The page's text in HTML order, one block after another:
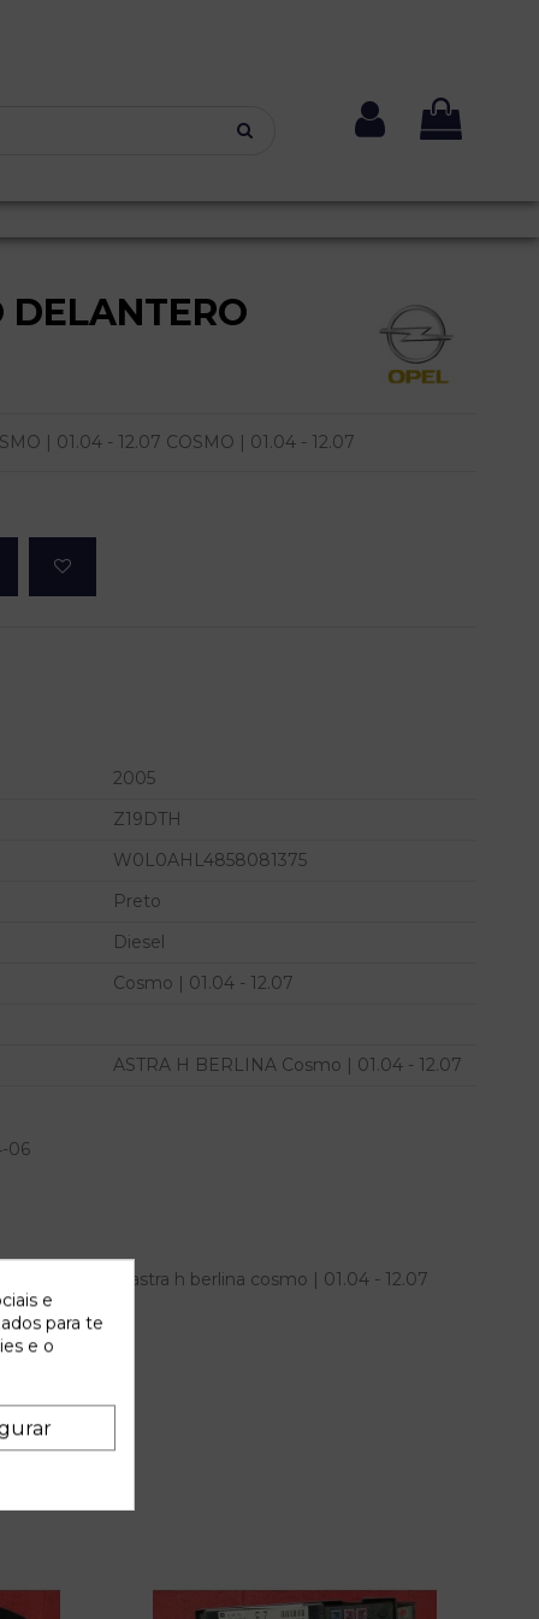
DELANTERO
| 01.04 - 12.07 COSMO | 01.04 - 12.07
2005
Z19DTH
W0L0AHL4858081375
Preto
Diesel
Cosmo | 01.04 - 12.07
ASTRA H BERLINA Cosmo | 01.04 - 12.07
06
para opel astra h berlina cosmo | 01.04 - 12.07
OEM IAM
e
para te
e o